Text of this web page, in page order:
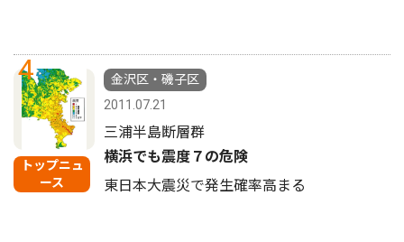
4
トップニュ
ース
金沢区・磯子区
2011.07.21
三浦半島断層群
横浜でも震度７の危険
東日本大震災で発生確率高まる